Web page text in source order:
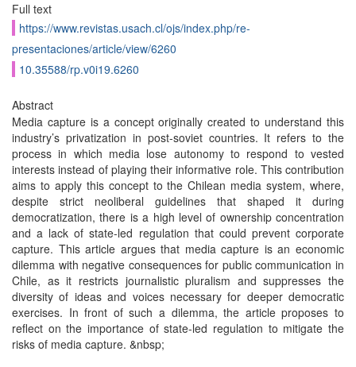
Full text
https://www.revistas.usach.cl/ojs/index.php/re-
presentaciones/article/view/6260
10.35588/rp.v0i19.6260
Abstract
Media capture is a concept originally created to understand this
industry’s privatization in post-soviet countries. It refers to the
process in which media lose autonomy to respond to vested
interests instead of playing their informative role. This contribution
aims to apply this concept to the Chilean media system, where,
despite strict neoliberal guidelines that shaped it during
democratization, there is a high level of ownership concentration
and a lack of state-led regulation that could prevent corporate
capture. This article argues that media capture is an economic
dilemma with negative consequences for public communication in
Chile, as it restricts journalistic pluralism and suppresses the
diversity of ideas and voices necessary for deeper democratic
exercises. In front of such a dilemma, the article proposes to
reflect on the importance of state-led regulation to mitigate the
risks of media capture. &nbsp;